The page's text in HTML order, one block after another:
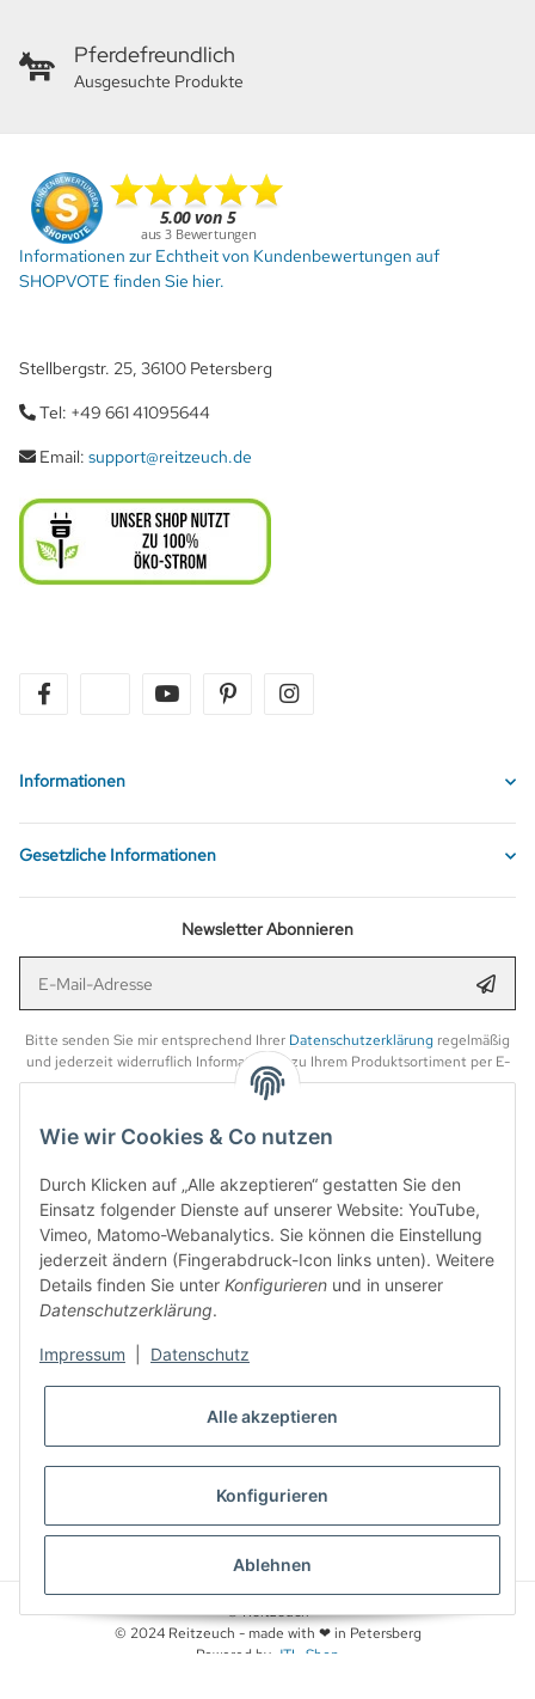
Wie wir Cookies & Co nutzen
Durch Klicken auf „Alle akzeptieren“ gestatten Sie den
Einsatz folgender Dienste auf unserer Website: YouTube,
Vimeo, Matomo-Webanalytics. Sie können die Einstellung
jederzeit ändern (Fingerabdruck-Icon links unten). Weitere
Details finden Sie unter Konfigurieren und in unserer
Datenschutzerklärung.
Impressum Datenschutz
Alle akzeptieren
Konfigurieren
Ablehnen
Pferdefreundlich
Ausgesuchte Produkte
Informationen zur Echtheit von Kundenbewertungen auf
SHOPVOTE finden Sie hier.
Stellbergstr. 25, 36100 Petersberg
Tel: +49 661 41095644
Email: support@reitzeuch.de
twitter youtube pinterest
Informationen
Gesetzliche Informationen
Newsletter Abonnieren
Bitte senden Sie mir entsprechend Ihrer Datenschutzerklärung regelmäßig
und jederzeit widerruflich Informationen zu Ihrem Produktsortiment per E-
Mail zu.
Verpassen Sie keine Rabattaktion mehr! Newsletter abonnieren und
5,00 €
Rabatt-Guschein erhalten. Den Gutschein erhalten Sie
per Email nach der erfolgreichen Bestätigung Ihrer Email-Adresse.
WIDERRUFSBUTTON
* Alle Preise inkl. gesetzlicher USt., zzgl.Versand
© Reitzeuch
© 2024 Reitzeuch - made with ❤ in Petersberg
Powered by JTL-Shop